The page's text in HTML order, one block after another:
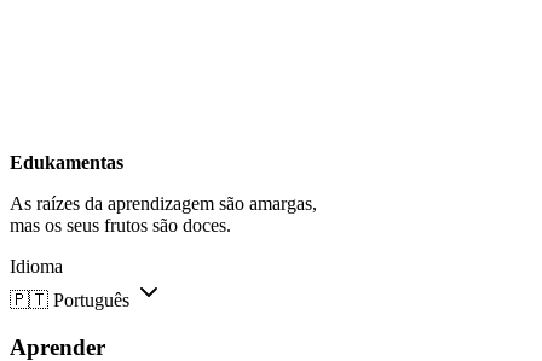
Edukamentas
As raízes da aprendizagem são amargas,
mas os seus frutos são doces.
Idioma
🇵🇹 Português
Aprender